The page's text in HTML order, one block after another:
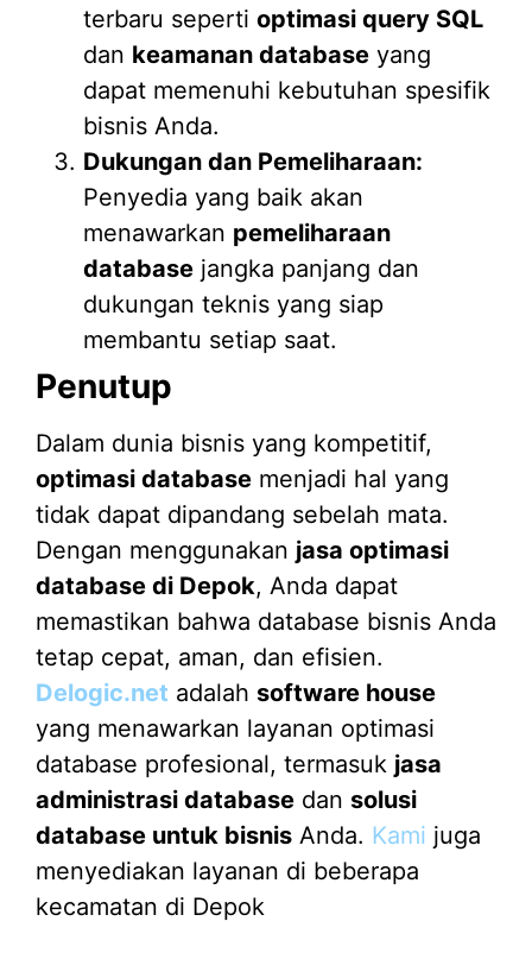
terbaru seperti optimasi query SQL
dan keamanan database yang
dapat memenuhi kebutuhan spesifik
bisnis Anda.
Dukungan dan Pemeliharaan:
Penyedia yang baik akan
menawarkan pemeliharaan
database jangka panjang dan
dukungan teknis yang siap
membantu setiap saat.
Penutup
Dalam dunia bisnis yang kompetitif,
optimasi database menjadi hal yang
tidak dapat dipandang sebelah mata.
Dengan menggunakan jasa optimasi
database di Depok, Anda dapat
memastikan bahwa database bisnis Anda
tetap cepat, aman, dan efisien.
Delogic.net adalah software house
yang menawarkan layanan optimasi
database profesional, termasuk jasa
administrasi database dan solusi
database untuk bisnis Anda. Kami juga
menyediakan layanan di beberapa
kecamatan di Depok